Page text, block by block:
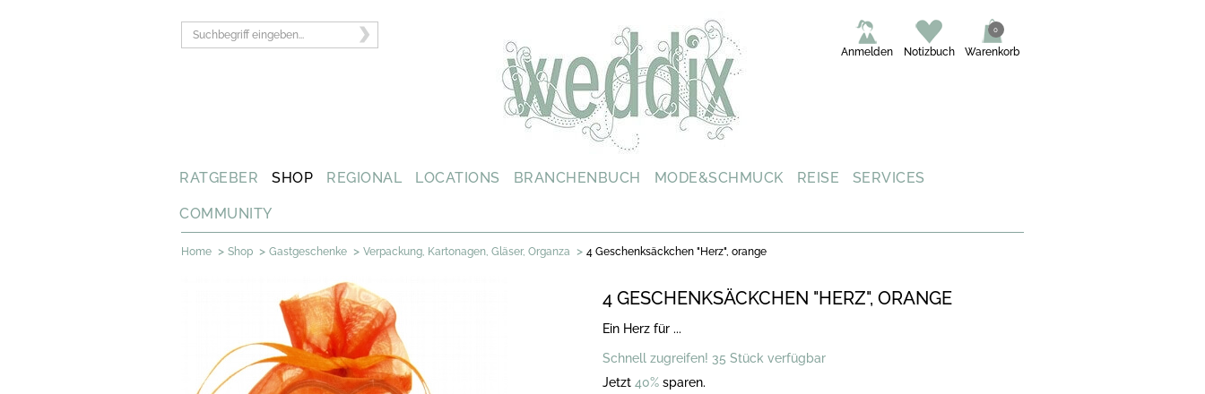
Warenkorb
0
Notizbuch
Anmelden
RATGEBER SHOP REGIONAL LOCATIONS BRANCHENBUCH MODE&SCHMUCK REISE SERVICES
COMMUNITY
Home > Shop > Gastgeschenke > Verpackung, Kartonagen, Gläser, Organza > 4 Geschenksäckchen "Herz", orange
4 GESCHENKSÄCKCHEN "HERZ", ORANGE
Ein Herz für ...
Schnell zugreifen! 35 Stück verfügbar
Jetzt 40% sparen.